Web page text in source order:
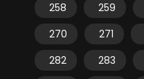
258
259
270
271
282
283